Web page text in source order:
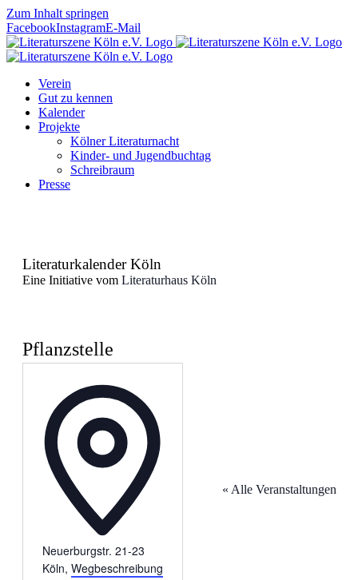
Zum Inhalt springen
FacebookInstagramE-Mail
Verein
Gut zu kennen
Kalender
Projekte
Kölner Literaturnacht
Kinder- und Jugendbuchtag
Schreibraum
Presse
Literaturkalender Köln
Eine Initiative vom Literaturhaus Köln
Pflanzstelle
« Alle Veranstaltungen
Neuerburgstr. 21-23
Köln, Wegbeschreibung